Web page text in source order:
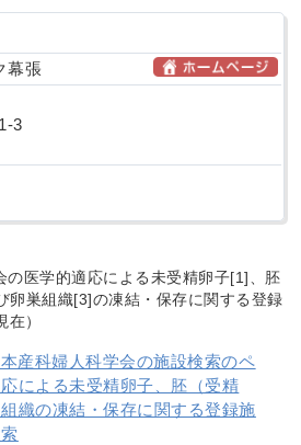
幕張
3
医学的適応による未受精卵子[1]、胚
卵巣組織[3]の凍結・保存に関する登録
）
産科婦人科学会の施設検索のペ
による未受精卵子、胚（受精
織の凍結・保存に関する登録施